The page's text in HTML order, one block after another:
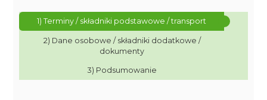
1) Terminy / składniki podstawowe / transport
2) Dane osobowe / składniki dodatkowe /
dokumenty
3) Podsumowanie